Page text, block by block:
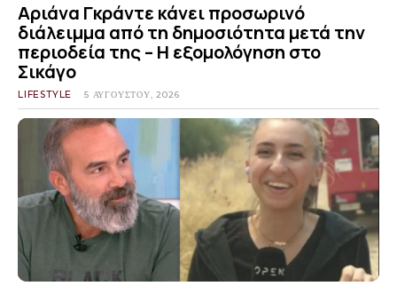
Αριάνα Γκράντε κάνει προσωρινό
διάλειμμα από τη δημοσιότητα μετά την
περιοδεία της – Η εξομολόγηση στο
Σικάγο
LIFESTYLE 5 ΑΥΓΟΎΣΤΟΥ, 2026